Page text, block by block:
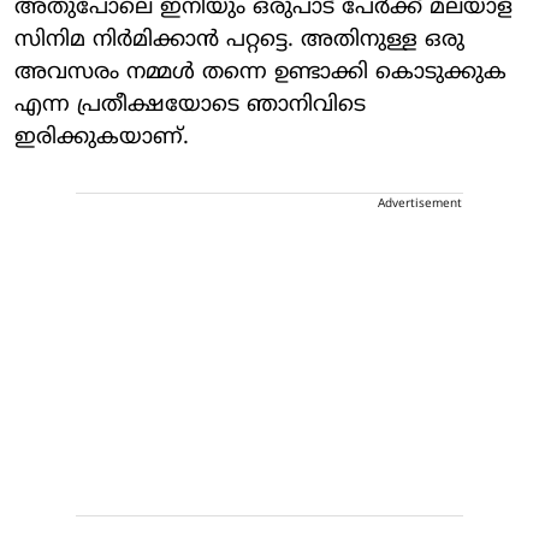
അതുപോലെ ഇനിയും ഒരുപാട് പേർക്ക് മലയാള
സിനിമ നിർമിക്കാൻ പറ്റട്ടെ. അതിനുള്ള ഒരു
അവസരം നമ്മൾ തന്നെ ഉണ്ടാക്കി കൊടുക്കുക
എന്ന പ്രതീക്ഷയോടെ ഞാനിവിടെ
ഇരിക്കുകയാണ്.
Advertisement